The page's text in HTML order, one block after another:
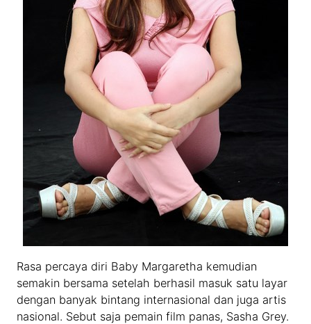
Rasa percaya diri Baby Margaretha kemudian
semakin bersama setelah berhasil masuk satu layar
dengan banyak bintang internasional dan juga artis
nasional. Sebut saja pemain film panas, Sasha Grey.